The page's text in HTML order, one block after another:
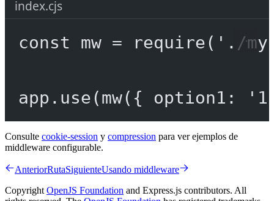
index.cjs
const mw = require( './
app. use(mw({ option1:
Consulte cookie-session y compression para ver ejemplos de
middleware configurable.
AnteriorRutaSiguienteUsando middleware
CopyrightOpenJS Foundation and Express.js contributors. All